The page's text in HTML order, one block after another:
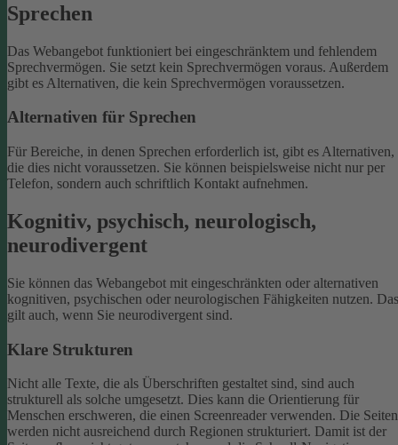
Sprechen
Das Webangebot funktioniert bei eingeschränktem und fehlendem
Sprechvermögen. Sie setzt kein Sprechvermögen voraus. Außerdem
gibt es Alternativen, die kein Sprechvermögen voraussetzen.
Alternativen für Sprechen
Für Bereiche, in denen Sprechen erforderlich ist, gibt es Alternativen,
die dies nicht voraussetzen. Sie können beispielsweise nicht nur per
Telefon, sondern auch schriftlich Kontakt aufnehmen.
Kognitiv, psychisch, neurologisch,
neurodivergent
Sie können das Webangebot mit eingeschränkten oder alternativen
kognitiven, psychischen oder neurologischen Fähigkeiten nutzen. Das
gilt auch, wenn Sie neurodivergent sind.
Klare Strukturen
Nicht alle Texte, die als Überschriften gestaltet sind, sind auch
strukturell als solche umgesetzt. Dies kann die Orientierung für
Menschen erschweren, die einen Screenreader verwenden. Die Seiten
werden nicht ausreichend durch Regionen strukturiert. Damit ist der